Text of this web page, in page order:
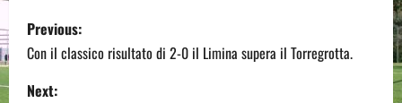
P
o
Previous:
Con il classico risultato di 2-0 il Limina supera il Torregrotta.
Next: